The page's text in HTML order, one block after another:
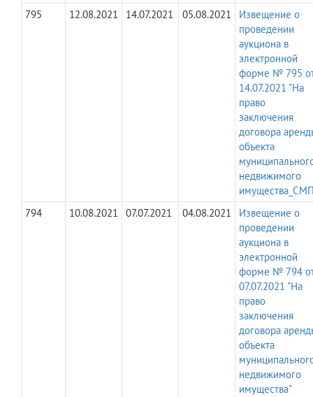
795
12.08.2021 14.07.2021 05.08.2021
Извещение о
проведении
аукциона в
электронной
форме № 795
14.07.2021 "На
право
заключения
договора
объекта
недвижимого
794
10.08.2021 07.07.2021 04.08.2021
Извещение о
проведении
аукциона в
электронной
форме № 794
07.07.2021 "На
право
заключения
договора
объекта
недвижимого
имущества"